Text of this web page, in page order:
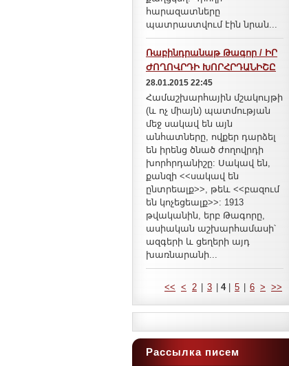
հարազատները
պատրաստվում էին նրան...
Ռաբինդրանաթ Թագոր / ԻՐ
ԺՈՂՈՎՐԴԻ ԽՈՐՀՐԴԱՆԻՇԸ
28.01.2015 22:45
Համաշխարհային մշակույթի
(և ոչ միայն) պատմության
մեջ սակավ են այն
անհատները, ովքեր դարձել
են իրենց ծնած ժողովրդի
խորհրդանիշը: Սակավ են,
քանզի <<սակավ են
ընտրեալք>>, թեև <<բազում
են կոչեցեալք>>: 1913
թվականին, երբ Թագորը,
ասիական աշխարհամասի՝
ազգերի և ցեղերի այդ
խառնարանի...
<< < 2 3 4 5 6 > >>
Рассылка писем